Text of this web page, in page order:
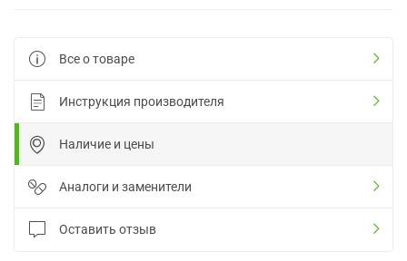
Все о товаре
Инструкция производителя
Наличие и цены
Аналоги и заменители
Оставить отзыв